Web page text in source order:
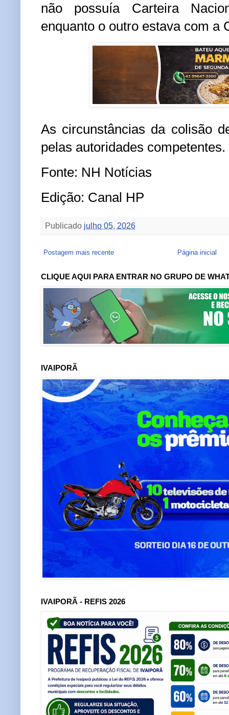
não possuía Carteira
enquanto o outro estava com a
As circunstâncias da colisão
pelas autoridades competentes.
Fonte: NH Notícias
Edição: Canal HP
Publicado julho 05, 2026
Postagem mais recente Página inicial
CLIQUE AQUI PARA ENTRAR NO GRUPO DE
IVAIPORÃ
IVAIPORÃ - REFIS 2026